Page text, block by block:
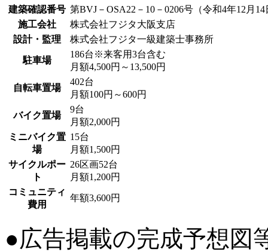
建築確認番号 第BVJ－OSA22－10－0206号（令和4年12月
施工会社
株式会社フジタ大阪支店
設計・監理
株式会社フジタ一級建築士事務所
駐車場
186台※来客用3台含む
月額4,500円～13,500円
自転車置場
402台
月額100円～600円
バイク置場
9台
月額2,000円
ミニバイク置
場
15台
月額1,500円
サイクルポー
ト
26区画52台
月額1,200円
コミュニティ
費用
年額3,600円
●広告掲載の完成予想図